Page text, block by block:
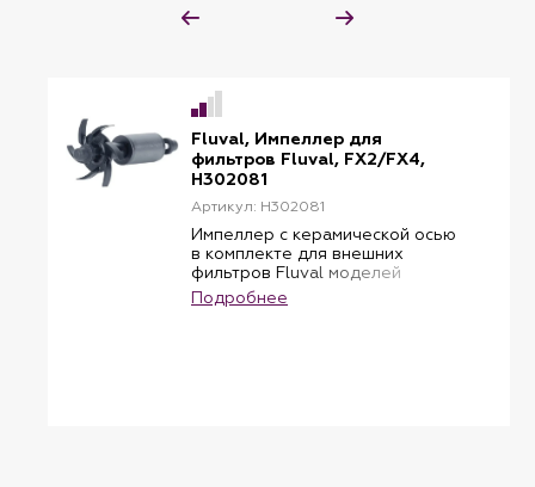
Fluval, Импеллер для
фильтров Fluval, FX2/FX4,
H302081
Артикул: H302081
Импеллер с керамической осью
в комплекте для внешних
фильтров Fluval моделей
FX2/FX4. Запчасть
предназначена для быстрой
Подробнее